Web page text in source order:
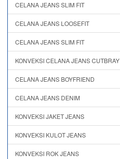
CELANA JEANS SLIM FIT
CELANA JEANS LOOSEFIT
CELANA JEANS SLIM FIT
KONVEKSI CELANA JEANS CUTBRAY
CELANA JEANS BOYFRIEND
CELANA JEANS DENIM
KONVEKSI JAKET JEANS
KONVEKSI KULOT JEANS
KONVEKSI ROK JEANS